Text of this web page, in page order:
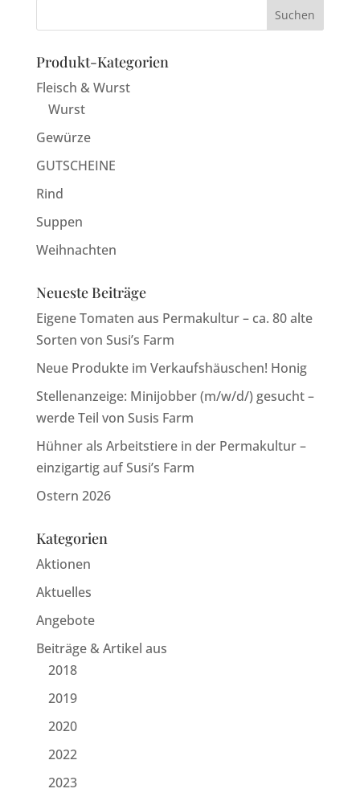
Produkt-Kategorien
Fleisch & Wurst
Wurst
Gewürze
GUTSCHEINE
Rind
Suppen
Weihnachten
Neueste Beiträge
Eigene Tomaten aus Permakultur – ca. 80 alte
Sorten von Susi’s Farm
Neue Produkte im Verkaufshäuschen! Honig
Stellenanzeige: Minijobber (m/w/d/) gesucht –
werde Teil von Susis Farm
Hühner als Arbeitstiere in der Permakultur –
einzigartig auf Susi’s Farm
Ostern 2026
Kategorien
Aktionen
Aktuelles
Angebote
Beiträge & Artikel aus
2018
2019
2020
2022
2023